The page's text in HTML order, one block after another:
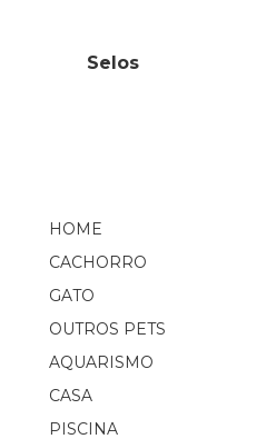
HOME
CACHORRO
GATO
OUTROS PETS
AQUARISMO
CASA
PISCINA
Selos